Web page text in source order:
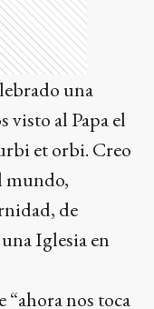
una
visto al Papa el
et orbi. Creo
mundo,
de
Iglesia en
“ahora nos toca